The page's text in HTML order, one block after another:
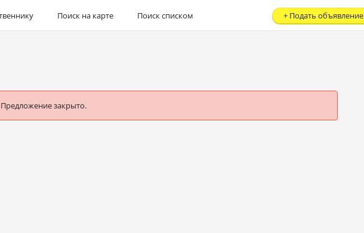
Поиск на карте Поиск списком + Подать объявление
закрыто.